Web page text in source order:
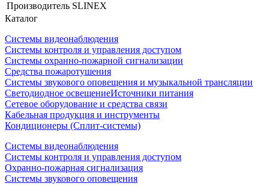
Производитель SLINEX
Каталог
Системы видеонаблюдения
Системы контроля и управления доступом
Системы охранно-пожарной сигнализации
Средства пожаротушения
Системы звукового оповещения и музыкальной трансляции
Светодиодное освещениеИсточники питания
Сетевое оборудование и средства связи
Кабельная продукция и инструменты
Кондиционеры (Сплит-системы)
Системы видеонаблюдения
Системы контроля и управления доступом
Охранно-пожарная сигнализация
Системы звукового оповещения